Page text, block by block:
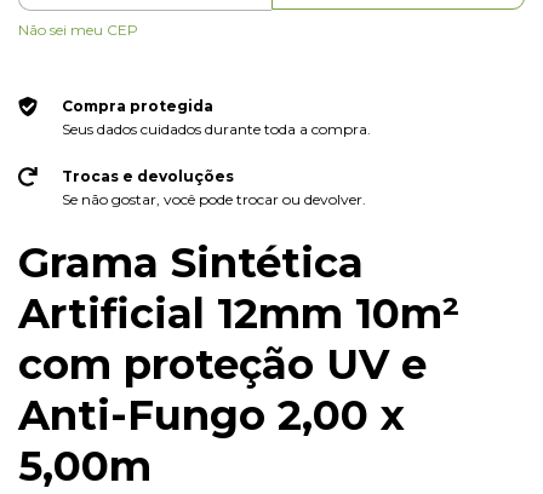
Não sei meu CEP
Compra protegida
Seus dados cuidados durante toda a compra.
Trocas e devoluções
Se não gostar, você pode trocar ou devolver.
Grama Sintética
Artificial 12mm 10m²
com proteção UV e
Anti-Fungo 2,00 x
5,00m